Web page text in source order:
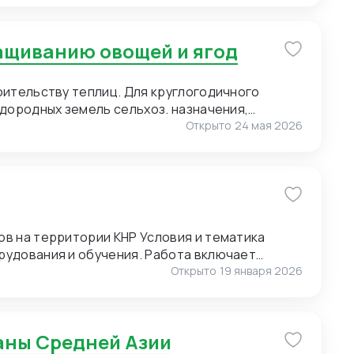
объемы. Возможно, нужен розничный
ассортимент пряжи. 4. Упаковка.
– премиальный. Широкие
овощей и ягод
теплиц. Для круглогодичного
земель сельхоз. назначения,
Открыто 24 мая 2026
КНР Условия и тематика
и обучения. Работа включает
и экскурсиях. Требуются переводчики для
проживание, питание и
Открыто 19 января 2026
Средней Азии